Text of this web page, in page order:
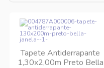
Tapete Antiderrapante
1,30x2,00m Preto Bella